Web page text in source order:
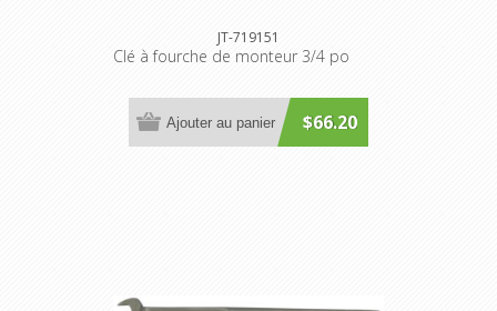
JT-719151
Clé à fourche de monteur 3/4 po
$66.20
Ajouter au panier